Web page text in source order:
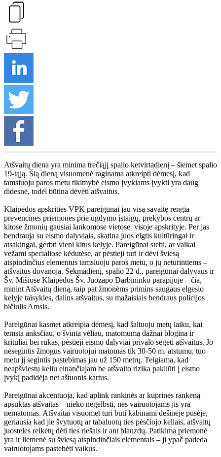
Atšvaitų diena yra minima trečiąjį spalio ketvirtadienį – šiemet spalio
19-tąją. Šią dieną visuomenė raginama atkreipti dėmesį, kad
tamsiuoju paros metu tikimybė eismo įvykiams įvykti yra daug
didesnė, todėl būtina dėvėti atšvaitus.
Klaipėdos apskrities VPK pareigūnai jau visą savaitę rengia
prevencines priemones prie ugdymo įstaigų, prekybos centrų ar
kitose žmonių gausiai lankomose vietose visoje apskrityje. Per jas
bendrauja su eismo dalyviais, skatina juos elgtis kultūringai ir
atsakingai, gerbti vieni kitus kelyje. Pareigūnai stebi, ar vaikai
vežami specialiose kėdutėse, ar pėstieji turi ir dėvi šviesą
atspindinčius elementus tamsiuoju paros metu, o jų neturintiems –
atšvaitus dovanoja. Sekmadienį, spalio 22 d., pareigūnai dalyvaus ir
Šv. Mišiose Klaipėdos Šv. Juozapo Darbininko parapijoje – čia,
minint Atšvaitų dieną, taip pat žmonėms primins saugaus elgesio
kelyje taisykles, dalins atšvaitus, su mažaisiais bendraus policijos
bičiulis Amsis.
Pareigūnai kasmet atkreipia dėmesį, kad šaltuoju metų laiku, kai
temsta anksčiau, o švinta vėliau, matomumą dažnai blogina ir
krituliai bei rūkas, pėstieji eismo dalyviai privalo segėti atšvaitus. Jo
nesegintis žmogus vairuotojui matomas tik 30-50 m. atstumu, tuo
metu jį segintis pastebimas jau už 150 metrų. Teigiama, kad
neapšviestu keliu einančiajam be atšvaito rizika pakliūti į eismo
įvykį padidėja net aštuonis kartus.
Pareigūnai akcentuoja, kad aplink rankinės ar kuprinės rankeną
apsuktas atšvaitas – nieko negelbsti, nes vairuotojams jis yra
nematomas. Atšvaitai visuomet turi būti kabinami dešinėje pusėje,
geriausia kad jie švytuotų ar tabaluotų ties pėsčiojo keliais, atšvaitų
juosteles reikėtų dėti ties riešais ir ant blauzdų. Patikima priemonė
yra ir liemenė su šviesą atspindinčiais elementais – ji ypač padeda
vairuotojams pastebėti vaikus.